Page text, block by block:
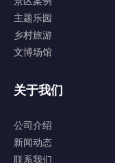
主题乐园
乡村旅游
文博场馆
关于我们
公司介绍
新闻动态
联系我们